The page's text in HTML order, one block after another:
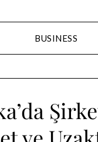
BUSINESS